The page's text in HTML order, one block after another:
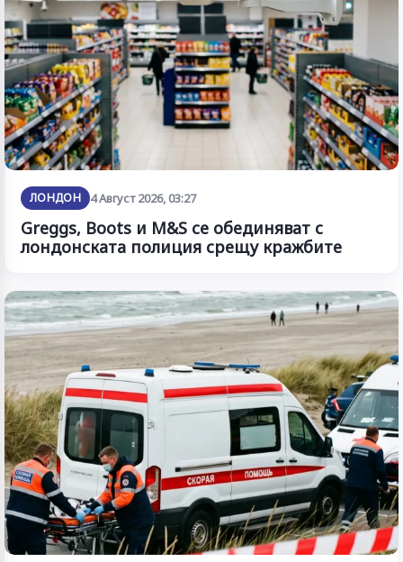
ЛОНДОН 4 Август 2026, 03:27
Greggs, Boots и M&S се обединяват с
лондонската полиция срещу кражбите